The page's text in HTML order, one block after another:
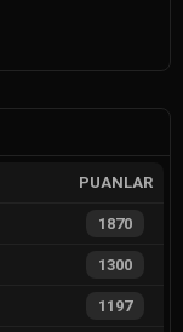
PUANLAR
1870
1300
1197